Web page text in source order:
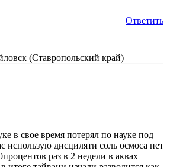
Ответить
(Ставропольский край)
в свое время потерял по науке под
использую дисциляти соль осмоса нет
раз в 2 недели в аквах